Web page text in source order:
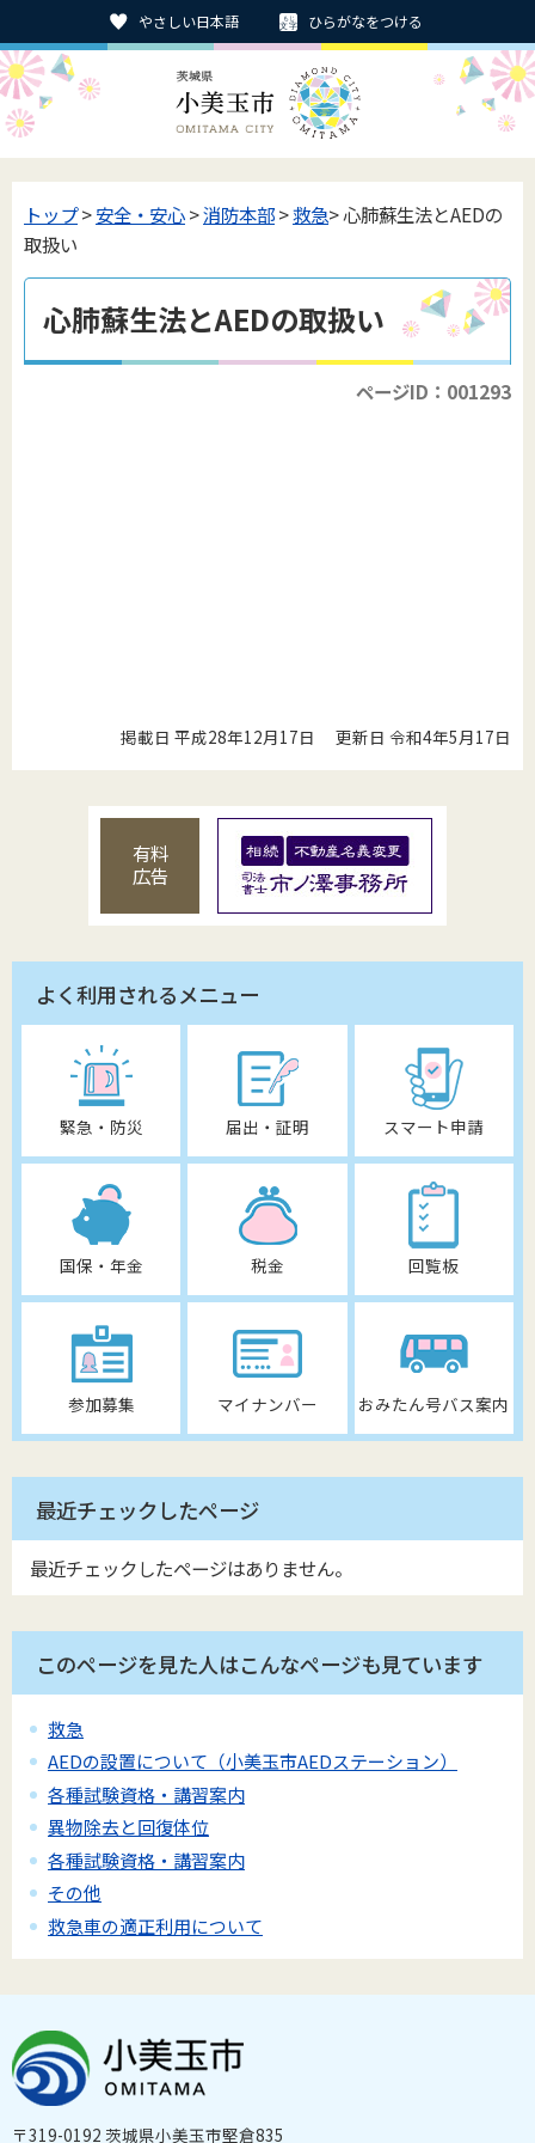
やさしい日本語 ひらがなをつける
トップ>安全・安心>消防本部>救急> 心肺蘇生法とAEDの
取扱い
心肺蘇生法とAEDの取扱い
ページID：001293
掲載日 平成28年12月17日 更新日 令和4年5月17日
有料
広告
よく利用されるメニュー
緊急・防災 届出・証明 スマート申請
国保・年金 税金 回覧板
参加募集 マイナンバー おみたん号バス案内
最近チェックしたページ
最近チェックしたページはありません。
このページを見た人はこんなページも見ています
救急
AEDの設置について（小美玉市AEDステーション）
各種試験資格・講習案内
異物除去と回復体位
各種試験資格・講習案内
その他
救急車の適正利用について
〒319-0192 茨城県小美玉市堅倉835